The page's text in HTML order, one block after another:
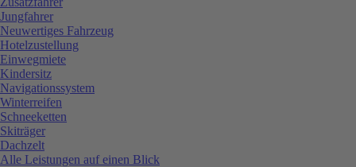
Jungfahrer
Neuwertiges Fahrzeug
Hotelzustellung
Einwegmiete
Kindersitz
Navigationssystem
Winterreifen
Schneeketten
Skiträger
Dachzelt
Alle Leistungen auf einen Blick